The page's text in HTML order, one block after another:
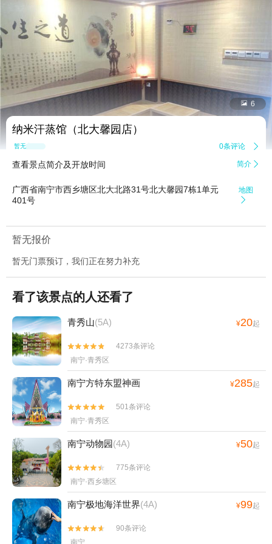
 6
纳米汗蒸馆（北大馨园店）
暂无点评 0条评论 
查看景点简介及开放时间 简介 
广西省南宁市西乡塘区北大北路31号北大馨园7栋1单元
401号
地图

暂无报价
暂无门票预订，我们正在努力补充
看了该景点的人还看了
青秀山(5A) ¥20起


4273条评论
南宁·青秀区
南宁方特东盟神画 ¥285起


501条评论
南宁·青秀区
南宁动物园(4A) ¥50起


775条评论
南宁·西乡塘区
南宁极地海洋世界(4A) ¥99起


90条评论